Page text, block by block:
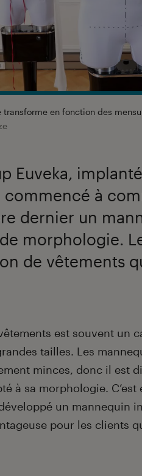
transforme en fonction des
Euveka,
commencé à
dernier un
morphologie.
de vêtements
est souvent un
tailles. Les
minces, donc il est
à sa morphologie.
un mannequin
pour les clients